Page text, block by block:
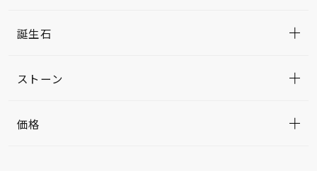
誕生石
ストーン
価格